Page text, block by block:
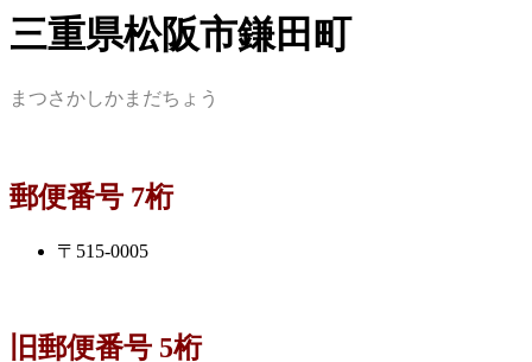
三重県松阪市鎌田町
まつさかしかまだちょう
郵便番号 7桁
〒515-0005
旧郵便番号 5桁